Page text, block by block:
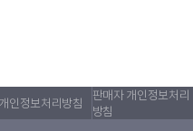
개인정보처리방침
판매자 개인정보처리
방침